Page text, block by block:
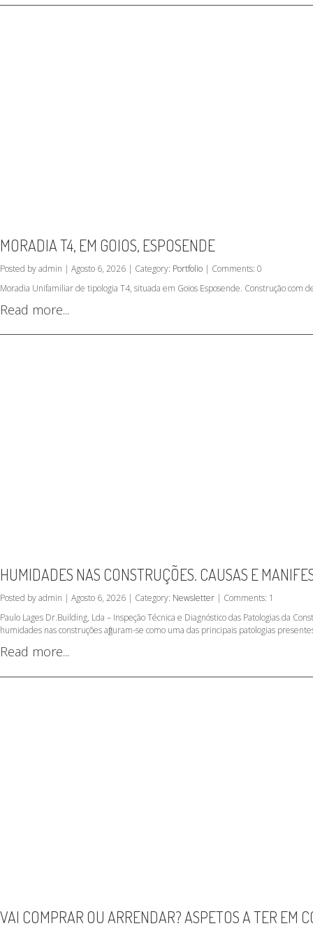
MORADIA T4, EM GOIOS, ESPOSENDE
Posted by admin | Agosto 6, 2026 | Category: Portfolio | Comments: 0
Moradia Unifamiliar de tipologia T4, situada em Goios Esposende. Construção com
Read more...
HUMIDADES NAS CONSTRUÇÕES. CAUSAS E
Posted by admin | Agosto 6, 2026 | Category: Newsletter | Comments: 1
Paulo Lages Dr.Building, Lda – Inspeção Técnica e Diagnóstico das Patologias da
humidades nas construções afiguram-se como uma das principais patologias
Read more...
VAI COMPRAR OU ARRENDAR? ASPETOS A TER EM